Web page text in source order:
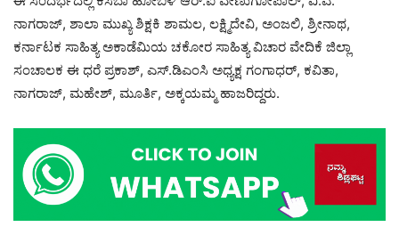
ನಾಗರಾಜ್, ಶಾಲಾ ಮುಖ್ಯ ಶಿಕ್ಷಕಿ ಶಾಮಲ, ಲಕ್ಷ್ಮಿದೇವಿ, ಅಂಜಲಿ, ಶ್ರೀನಾಥ,
ಕರ್ನಾಟಕ ಸಾಹಿತ್ಯ ಅಕಾಡೆಮಿಯ ಚಕೋರ ಸಾಹಿತ್ಯ ವಿಚಾರ ವೇದಿಕೆ ಜಿಲ್ಲಾ
ಸಂಚಾಲಕ ಈ ಧರೆ ಪ್ರಕಾಶ್, ಎಸ್.ಡಿಎಂಸಿ ಅಧ್ಯಕ್ಷ ಗಂಗಾಧರ್, ಕವಿತಾ,
ನಾಗರಾಜ್, ಮಹೇಶ್, ಮೂರ್ತಿ, ಅಕ್ಕಯಮ್ಮ ಹಾಜರಿದ್ದರು.